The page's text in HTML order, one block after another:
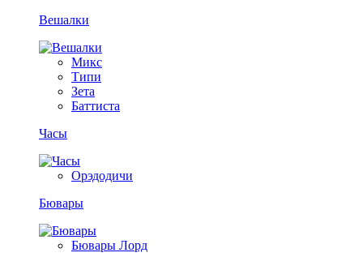
Вешалки
Микс
Типи
Зета
Баттиста
Часы
Орэдодичи
Бювары
Бювары Лорд